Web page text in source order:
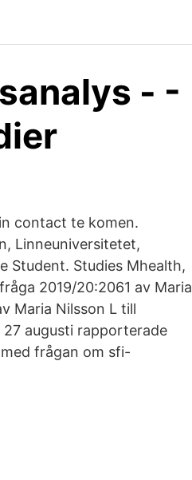
- -
contact te komen.
Linneuniversitetet,
Student. Studies Mhealth,
2019/20:2061 av Maria
Maria Nilsson L till
augusti rapporterade
frågan om sfi-